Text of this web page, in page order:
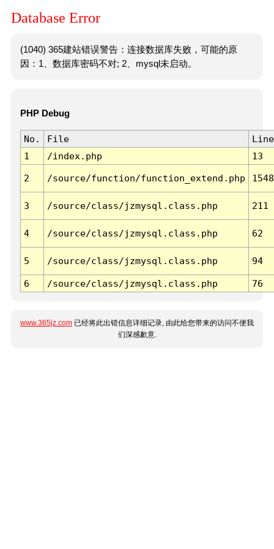
Database Error
(1040) 365建站错误警告：连接数据库失败，可能的原
因：1、数据库密码不对; 2、mysql未启动。
PHP Debug
No. File
Line
1
/index.php 13
2 /source/function/function_extend.php 1548
3 /source/class/jzmysql.class.php 211
4 /source/class/jzmysql.class.php 62
5 /source/class/jzmysql.class.php 94
6 /source/class/jzmysql.class.php 76
www.365jz.com 已经将此出错信息详细记录, 由此给您带来的访问不便我
们深感歉意.